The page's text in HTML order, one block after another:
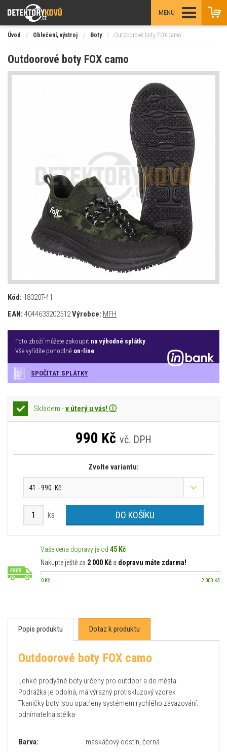
MENU
Úvod / Oblečení, výstroj / Boty / Outdoorové boty FOX camo
Outdoorové boty FOX camo
Kód: 18320T-41
EAN: 4044633202512Výrobce: MFH
Toto zboží můžete zakoupit na výhodné splátky.
Vše vyřídíte pohodlně on-line
SPOČÍTAT SPLÁTKY
Skladem -v úterý u vás! ⓘ
990 Kč vč. DPH
Zvolte variantu:
41 - 990 Kč
ks DO KOŠÍKU
Vaše cena dopravy je od 45 Kč
Nakupte ještě za 2 000 Kč a dopravu máte zdarma!
0 Kč 2 000 Kč
Popis produktu Dotaz k produktu
Outdoorové boty FOX camo
Lehké prodyšné boty určeny pro outdoor a do města.
Podrážka je odolná, má výrazný protiskluzový vzorek
Tkaničky boty jsou opatřeny systémem rychlého zavazování.
odnímatelná stélka
Barva: maskáčový odstín, černá